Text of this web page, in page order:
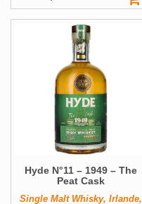
prix
prix
actuel
est :
37,40€.
Hyde N°11 – 1949 – The
Peat Cask
Single Malt Whisky, Irlande,